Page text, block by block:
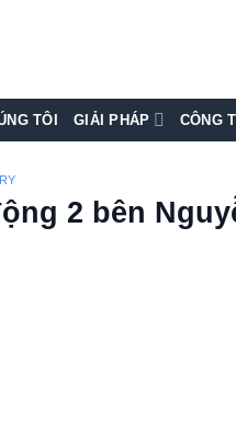
TÔI GIẢI PHÁP CÔNG
2 bên